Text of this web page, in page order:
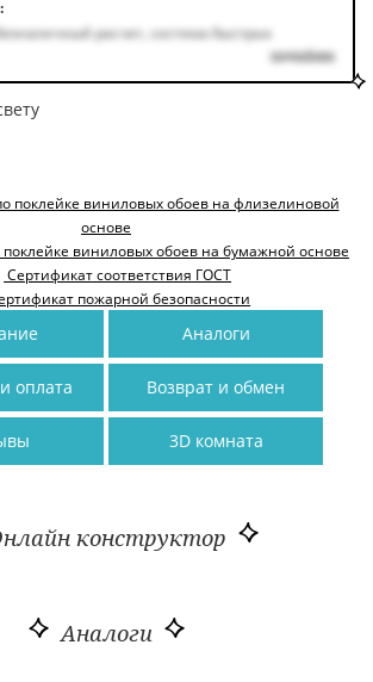
расчет, система быстрых
подробнее
поклейке виниловых обоев на флизелиновой
основе
поклейке виниловых обоев на бумажной основе
Сертификат соответствия ГОСТ
пожарной безопасности
Аналоги
оплата Возврат и обмен
3D комната
конструктор
Аналоги